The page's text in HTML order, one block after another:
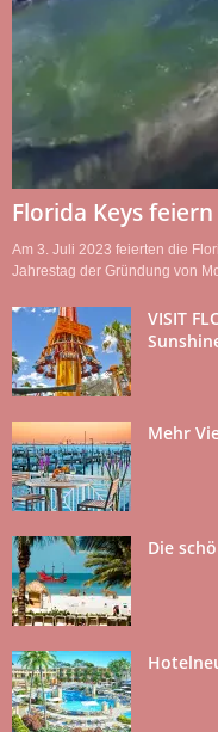
Florida Keys
Am 3. Juli 2023 feierten die
Jahrestag der Gründung von
VISIT
Mehr
Die